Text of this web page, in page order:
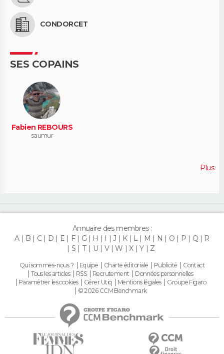
CONDORCET
SES COPAINS
Fabien REBOURS
saumur
Plus
Annuaire des membres :
A
B C D E F G H J K L M N O P Q
R
S
T U V W X Y Z
Qui sommes-nous ? Equipe Charte éditoriale Publicité
Contact
Tous les articles
RSS Recrutement
Données personnelles
Paramétrer les cookies
Gérer Utiq Mentions légales
Groupe Figaro
© 2026 CCM Benchmark